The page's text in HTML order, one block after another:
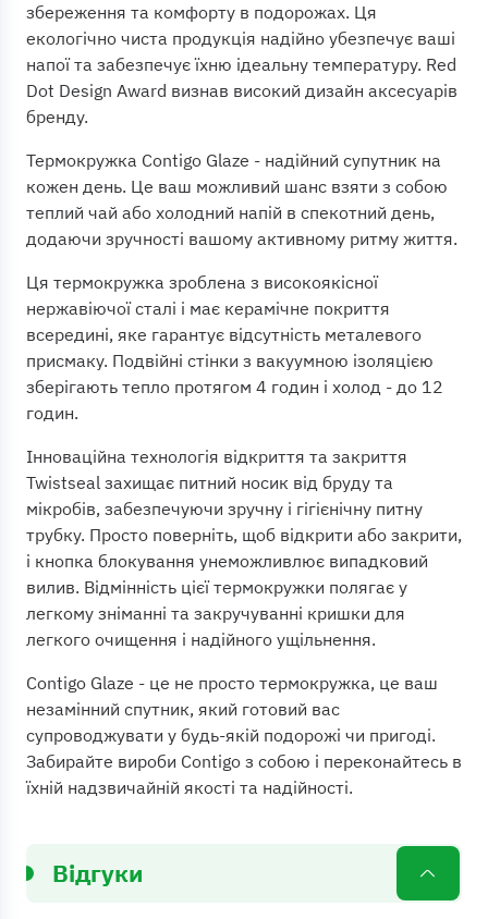
збереження та комфорту в подорожах. Ця
екологічно чиста продукція надійно убезпечує ваші
напої та забезпечує їхню ідеальну температуру. Red
Dot Design Award визнав високий дизайн аксесуарів
бренду.
Термокружка Contigo Glaze - надійний супутник на
кожен день. Це ваш можливий шанс взяти з собою
теплий чай або холодний напій в спекотний день,
додаючи зручності вашому активному ритму життя.
Ця термокружка зроблена з високоякісної
нержавіючої сталі і має керамічне покриття
всередині, яке гарантує відсутність металевого
присмаку. Подвійні стінки з вакуумною ізоляцією
зберігають тепло протягом 4 годин і холод - до 12
годин.
Інноваційна технологія відкриття та закриття
Twistseal захищає питний носик від бруду та
мікробів, забезпечуючи зручну і гігієнічну питну
трубку. Просто поверніть, щоб відкрити або закрити,
і кнопка блокування унеможливлює випадковий
вилив. Відмінність цієї термокружки полягає у
легкому зніманні та закручуванні кришки для
легкого очищення і надійного ущільнення.
Contigo Glaze - це не просто термокружка, це ваш
незамінний спутник, який готовий вас
супроводжувати у будь-якій подорожі чи пригоді.
Забирайте вироби Contigo з собою і переконайтесь в
їхній надзвичайній якості та надійності.
Відгуки